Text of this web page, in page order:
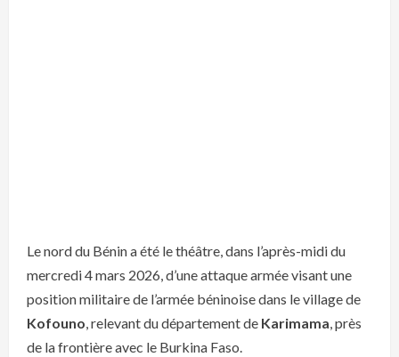
Le nord du Bénin a été le théâtre, dans l’après-midi du
mercredi 4 mars 2026, d’une attaque armée visant une
position militaire de l’armée béninoise dans le village de
Kofouno, relevant du département de Karimama, près
de la frontière avec le Burkina Faso.